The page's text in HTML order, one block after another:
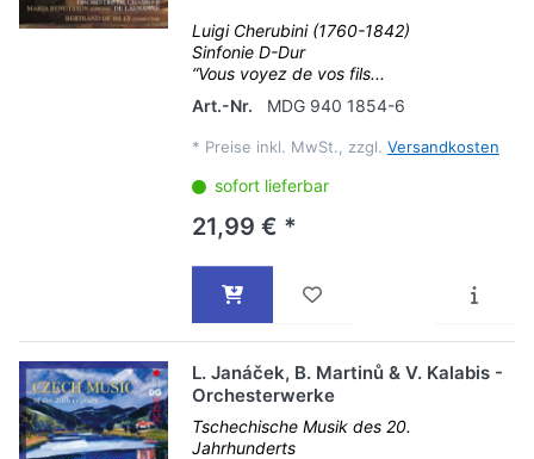
Luigi Cherubini (1760-1842)
Sinfonie D-Dur
“Vous voyez de vos fils...
Art.-Nr.
MDG 940 1854-6
* Preise inkl. MwSt., zzgl. Versandkosten
sofort lieferbar
21,99 € *
L. Janáček, B. Martinů & V. Kalabis -
Orchesterwerke
Tschechische Musik des 20.
Jahrhunderts